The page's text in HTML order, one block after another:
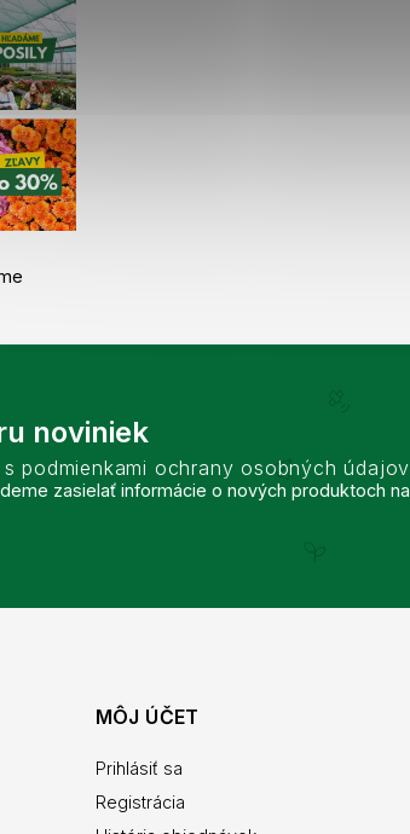
noviniek
podmienkami ochrany osobných údajov
zasielať informácie o nových produktoch na
MÔJ ÚČET
Prihlásiť sa
Registrácia